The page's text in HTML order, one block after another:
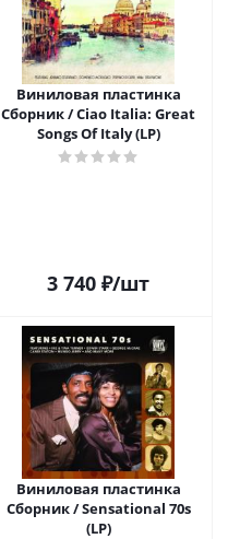
Виниловая пластинка
Сборник / Ciao Italia: Great
Songs Of Italy (LP)
3 740 ₽/шт
Виниловая пластинка
Сборник / Sensational 70s
(LP)